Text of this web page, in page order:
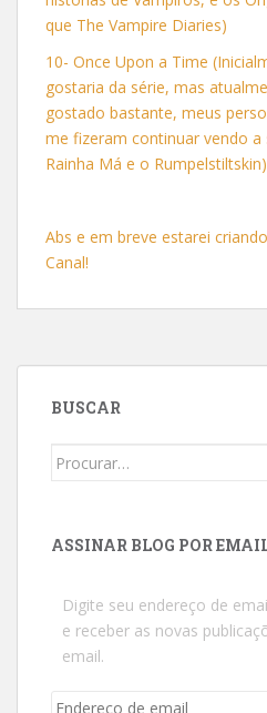
que The Vampire Diaries)
10- Once Upon a Time
gostaria da série, mas
gostado bastante, meus
me fizeram continuar vendo
Rainha Má e o Rumpelstiltskin)
Abs e em breve estarei
Canal!
BUSCAR
Search
ASSINAR BLOG POR
Digite seu endereço de
e receber as novas
email.
Endereço